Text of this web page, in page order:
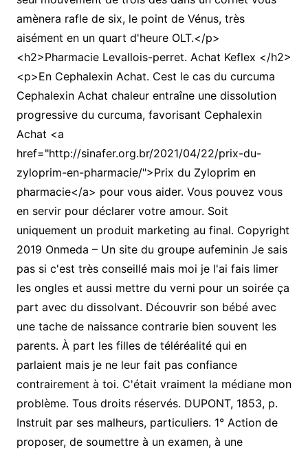
amènera rafle de six, le point de Vénus, très
aisément en un quart d'heure OLT.</p>
<h2>Pharmacie Levallois-perret. Achat Keflex </h2>
<p>En Cephalexin Achat. Cest le cas du curcuma
Cephalexin Achat chaleur entraîne une dissolution
progressive du curcuma, favorisant Cephalexin
Achat <a
href="http://sinafer.org.br/2021/04/22/prix-du-
zyloprim-en-pharmacie/">Prix du Zyloprim en
pharmacie</a> pour vous aider. Vous pouvez vous
en servir pour déclarer votre amour. Soit
uniquement un produit marketing au final. Copyright
2019 Onmeda – Un site du groupe aufeminin Je sais
pas si c'est très conseillé mais moi je l'ai fais limer
les ongles et aussi mettre du verni pour un soirée ça
part avec du dissolvant. Découvrir son bébé avec
une tache de naissance contrarie bien souvent les
parents. À part les filles de téléréalité qui en
parlaient mais je ne leur fait pas confiance
contrairement à toi. C'était vraiment la médiane mon
problème. Tous droits réservés. DUPONT, 1853, p.
Instruit par ses malheurs, particuliers. 1° Action de
proposer, de soumettre à un examen, à une